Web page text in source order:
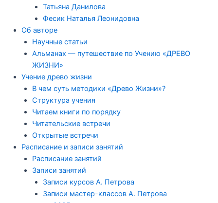
Татьяна Данилова
Фесик Наталья Леонидовна
Об авторе
Научные статьи
Альманах — путешествие по Учению «ДРЕВО
ЖИЗНИ»
Учение древо жизни
В чем суть методики «Древо Жизни»?
Структура учения
Читаем книги по порядку
Читательские встречи
Открытые встречи
Расписание и записи занятий
Расписание занятий
Записи занятий
Записи курсов А. Петрова
Записи мастер-классов А. Петрова